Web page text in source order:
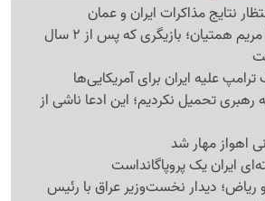
نتایج مذاکرات ایران و عمان
وداع اهالی سینما با مریم همتیان؛ بازیگری که پس از 2 سال
علیه ایران برای آمریکایی‌ها
رهبری تحمیل نکردیم؛ این ادعا ناشی از
اهواز مهار شد
ایران یک پروپاگانداست
و ریاض؛ دیدار نخست‌وزیر عراق با رئیس